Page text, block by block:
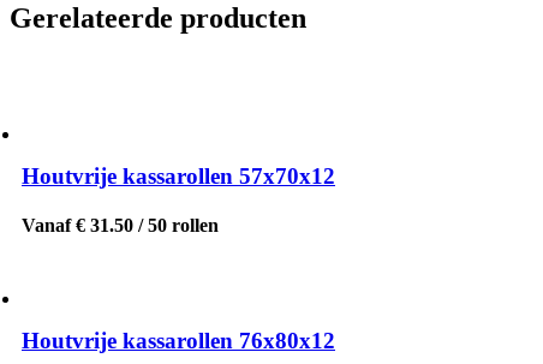
Gerelateerde producten
Houtvrije kassarollen 57x70x12
Vanaf € 31.50 / 50 rollen
Houtvrije kassarollen 76x80x12